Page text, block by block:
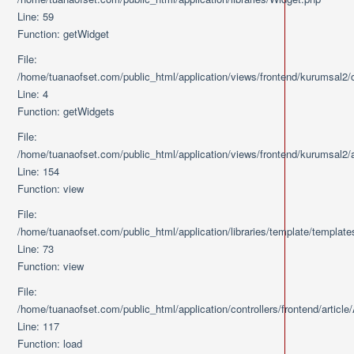
Line: 59
Function: getWidget
File:
/home/tuanaofset.com/public_html/application/views/frontend/
Line: 4
Function: getWidgets
File:
/home/tuanaofset.com/public_html/application/views/frontend/
Line: 154
Function: view
File:
/home/tuanaofset.com/public_html/application/libraries/template/
Line: 73
Function: view
File:
/home/tuanaofset.com/public_html/application/controllers/frontend/
Line: 117
Function: load